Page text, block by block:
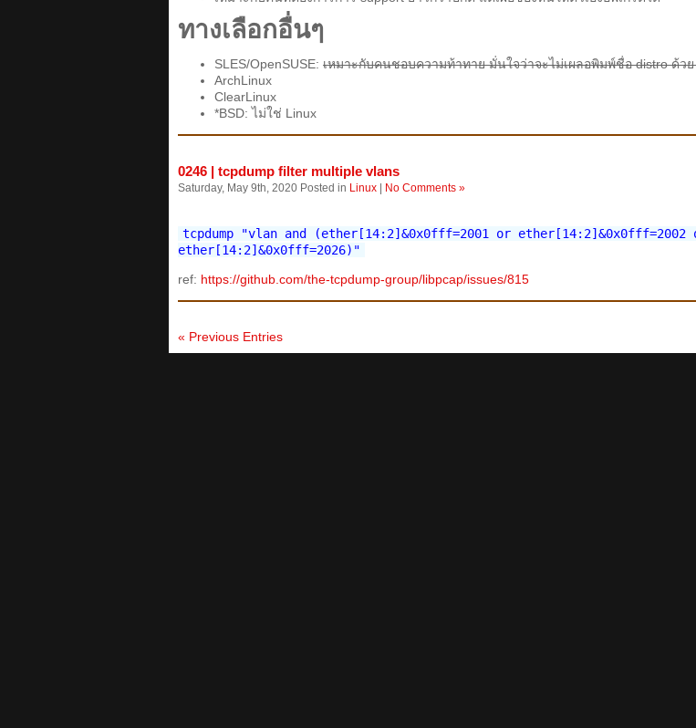
ทางเลือกอื่นๆ
SLES/OpenSUSE: เหมาะกับคนชอบความท้าทาย มั่นใจว่าจะไม่เผลอพิมพ์ชื่อ distro ด้ว
ArchLinux
ClearLinux
*BSD: ไม่ใช่ Linux
0246 | tcpdump filter multiple vlans
Saturday, May 9th, 2020 Posted in Linux | No Comments »
tcpdump "vlan and (ether[14:2]&0x0fff=2001 or
ether[14:2]&0x0fff=2026)"
ref: https://github.com/the-tcpdump-group/libpcap/issues/815
« Previous Entries